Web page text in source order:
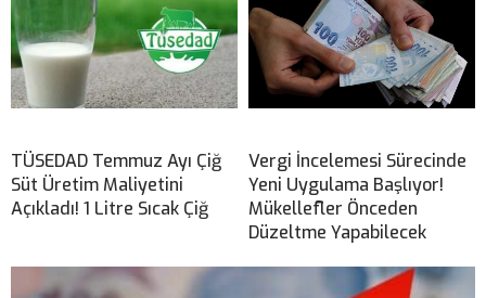
TÜSEDAD Temmuz Ayı Çiğ
Süt Üretim Maliyetini
Açıkladı! 1 Litre Sıcak Çiğ
Vergi İncelemesi Sürecinde
Yeni Uygulama Başlıyor!
Mükellefler Önceden
Düzeltme Yapabilecek